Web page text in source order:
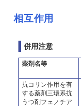
相互作用
併用注意
薬剤名等
抗コリン作用を有
する薬剤三環系抗
うつ剤フェノチア